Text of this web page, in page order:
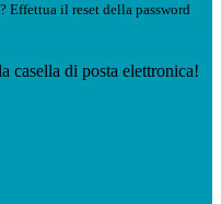
Effettua il reset della password
casella di posta elettronica!